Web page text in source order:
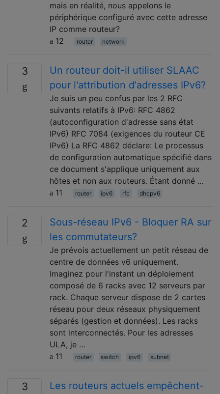
mais en réalité, nous appelons le
périphérique configuré avec cette adresse
IP comme routeur?
12
router network
3
Un routeur doit-il utiliser SLAAC
pour l'attribution d'adresses IPv6?
Je suis un peu confus par les 2 RFC
suivants relatifs à IPv6: RFC 4862
(autoconfiguration d'adresse sans état
IPv6) RFC 7084 (exigences du routeur CE
IPv6) La RFC 4862 déclare: Le processus
de configuration automatique spécifié dans
ce document s'applique uniquement aux
hôtes et non aux routeurs. Étant donné …
11
router ipv6 rfc dhcpv6
2
Sous-réseau IPv6 - Bloquer RA sur
les commutateurs?
Je prévois actuellement un petit réseau de
centre de données v6 uniquement.
Imaginez pour l'instant un déploiement
composé de 6 racks avec 12 serveurs par
rack. Chaque serveur dispose de 2 cartes
réseau pour deux réseaux physiquement
séparés (gestion et données). Les racks
sont interconnectés. Pour les adresses
ULA, je …
11
router switch ipv6 subnet
3
Les routeurs actuels empêchent-